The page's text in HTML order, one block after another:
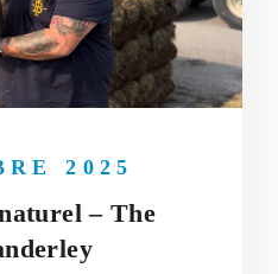
– The
2025